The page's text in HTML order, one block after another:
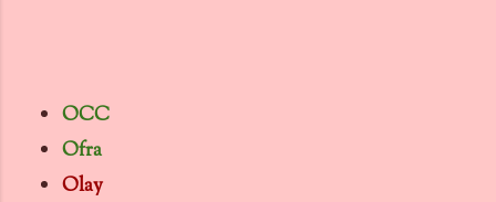
OCC
Ofra
Olay